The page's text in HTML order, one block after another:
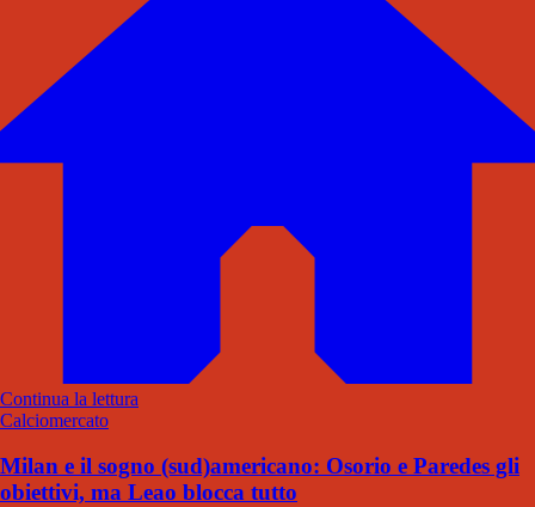
Continua la lettura
Calciomercato
Milan e il sogno (sud)americano: Osorio e Paredes gli
obiettivi, ma Leao blocca tutto